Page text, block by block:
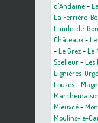
d'Andaine-
La Ferrière-
Lande-de-
Châteaux-
-Le Grez-Le
Scelleur-Les
Lignières-
Louzes-
Mieuxcé-
Moulins-le-